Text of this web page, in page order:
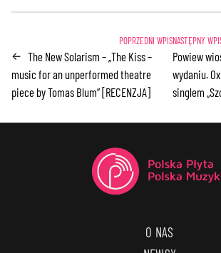
← The New Solarism – „The Kiss –
music for an unperformed theatre
piece by Tomas Blum” [RECENZJA]
Powiew
wydaniu.
singlem
O NAS